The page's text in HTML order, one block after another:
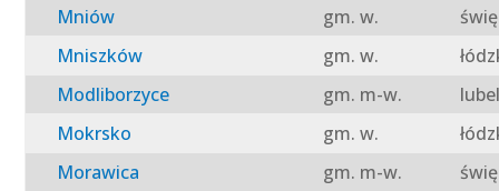
Mniów
gm. w.
Mniszków
gm. w.
Modliborzyce
gm. m-w.
Mokrsko
gm. w.
Morawica
gm. m-w.